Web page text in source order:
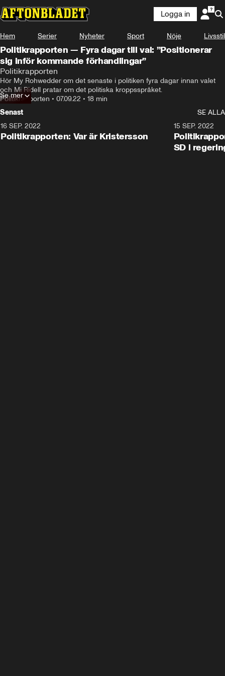
Logga in
Hem Serier Nyheter Sport Nöje Livsstil
Politikrapporten — Fyra dagar till val: ”Positionerar
sig inför kommande förhandlingar”
Politikrapporten
Hör My Rohwedder om det senaste i politiken fyra dagar innan valet
och Mi Ridell pratar om det politiska kroppsspråket.
Politikrapporten • 07.09.22 • 18 min
Se mer
Senast
SE ALLA
16 SEP. 2022
Politikrapporten: Var är Kristersson
15 SEP. 2022
SD i